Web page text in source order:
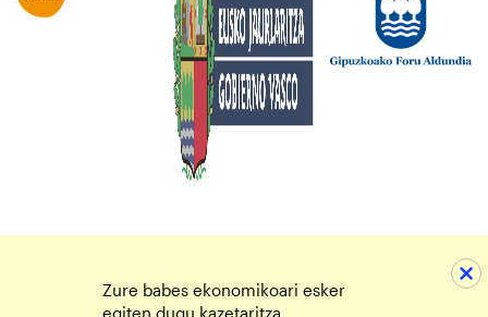
Zure babes ekonomikoari esker
egiten dugu kazetaritza